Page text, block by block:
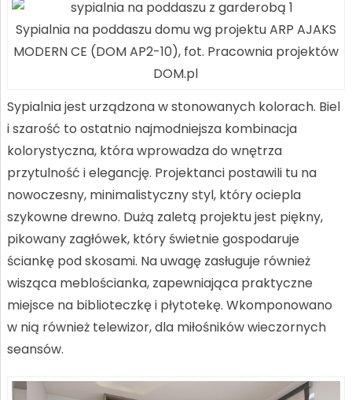
Sypialnia na poddaszu domu wg projektu ARP AJAKS
MODERN CE (DOM AP2-10), fot. Pracownia projektów
DOM.pl
Sypialnia jest urządzona w stonowanych kolorach. Biel
i szarość to ostatnio najmodniejsza kombinacja
kolorystyczna, która wprowadza do wnętrza
przytulność i elegancję. Projektanci postawili tu na
nowoczesny, minimalistyczny styl, który ociepla
szykowne drewno. Dużą zaletą projektu jest piękny,
pikowany zagłówek, który świetnie gospodaruje
ściankę pod skosami. Na uwagę zasługuje również
wisząca meblościanka, zapewniająca praktyczne
miejsce na biblioteczkę i płytotekę. Wkomponowano
w nią również telewizor, dla miłośników wieczornych
seansów.